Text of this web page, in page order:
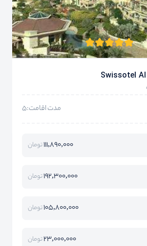
Swissotel
مدت اقامت:5
111,890,000تومان
192,300,000تومان
105,800,000تومان
23,000,000تومان